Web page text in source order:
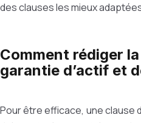
des clauses les mieux
Comment rédiger
garantie d’actif et
Pour être efficace, une clause